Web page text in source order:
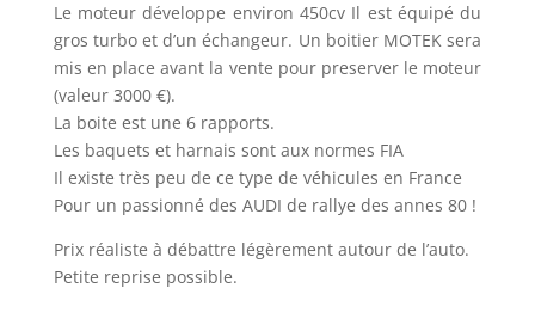
Le moteur développe environ 450cv Il est équipé du
gros turbo et d’un échangeur. Un boitier MOTEK sera
mis en place avant la vente pour preserver le moteur
(valeur 3000 €).
La boite est une 6 rapports.
Les baquets et harnais sont aux normes FIA
Il existe très peu de ce type de véhicules en France
Pour un passionné des AUDI de rallye des annes 80 !
Prix réaliste à débattre légèrement autour de l’auto.
Petite reprise possible.